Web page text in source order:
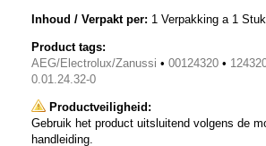
Inhoud / Verpakt per: 1 Verpakking a 1 Stuk
Product tags:
AEG/Electrolux/Zanussi • 00124320 •
0.01.24.32-0
Productveiligheid:
Gebruik het product uitsluitend volgens de
handleiding.